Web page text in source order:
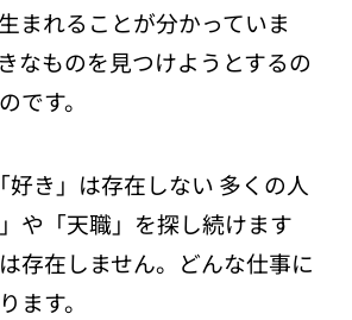
まれることが分かっていま
なものを見つけようとするの
です。
好き」は存在しない 多くの人
や「天職」を探し続けます
存在しません。どんな仕事に
ます。